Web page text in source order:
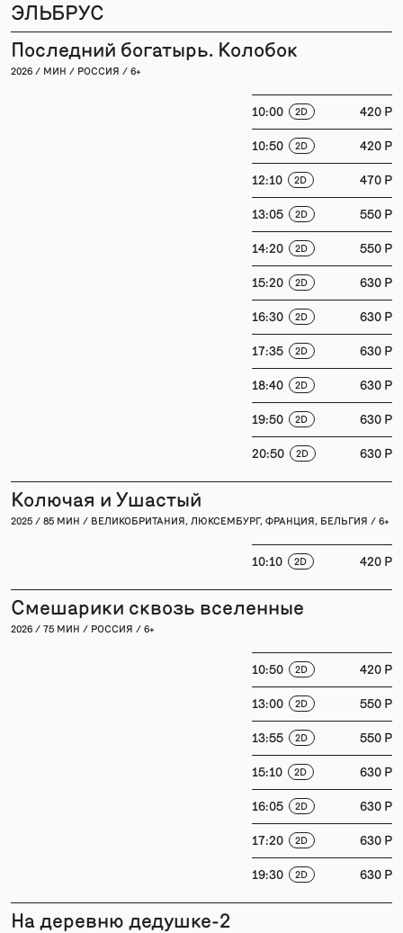
ЭЛЬБРУС
Последний богатырь. Колобок
2026 / МИН / РОССИЯ / 6+
10:00 2D 420 P
10:50 2D 420 P
12:10 2D 470 P
13:05 2D 550 P
14:20 2D 550 P
15:20 2D 630 P
16:30 2D 630 P
17:35 2D 630 P
18:40 2D 630 P
19:50 2D 630 P
20:50 2D 630 P
Колючая и Ушастый
2025 / 85 МИН / ВЕЛИКОБРИТАНИЯ, ЛЮКСЕМБУРГ, ФРАНЦИЯ, БЕЛЬГИЯ / 6+
10:10 2D 420 P
Смешарики сквозь вселенные
2026 / 75 МИН / РОССИЯ / 6+
10:50 2D 420 P
13:00 2D 550 P
13:55 2D 550 P
15:10 2D 630 P
16:05 2D 630 P
17:20 2D 630 P
19:30 2D 630 P
На деревню дедушке-2